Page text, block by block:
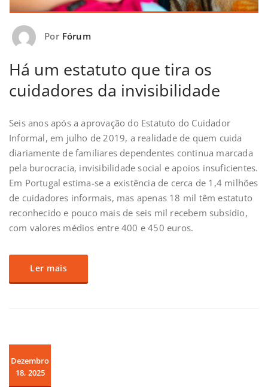
Por Fórum
Há um estatuto que tira os
cuidadores da invisibilidade
Seis anos após a aprovação do Estatuto do Cuidador
Informal, em julho de 2019, a realidade de quem cuida
diariamente de familiares dependentes continua marcada
pela burocracia, invisibilidade social e apoios insuficientes.
Em Portugal estima-se a existência de cerca de 1,4 milhões
de cuidadores informais, mas apenas 18 mil têm estatuto
reconhecido e pouco mais de seis mil recebem subsídio,
com valores médios entre 400 e 450 euros.
Ler mais
Dezembro
18, 2025